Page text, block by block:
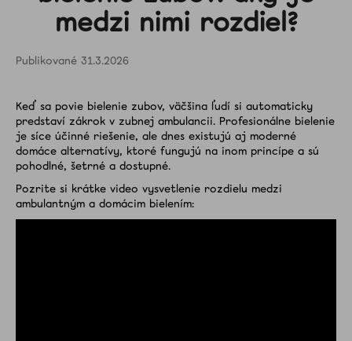
Zvýhodnené
balenia
Darčeky
Zubné
kefky
medzi nimi rozdiel?
31.3.2026
Keď sa povie bielenie zubov, väčšina ľudí si automaticky
predstaví zákrok v zubnej ambulancii. Profesionálne bielenie
je síce účinné riešenie, ale dnes existujú aj moderné
domáce alternatívy, ktoré fungujú na inom princípe a sú
pohodlné, šetrné a dostupné.
Pozrite si krátke video vysvetlenie rozdielu medzi
ambulantným a domácim bielením: